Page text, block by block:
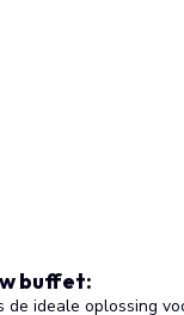
buffet:
de ideale oplossing